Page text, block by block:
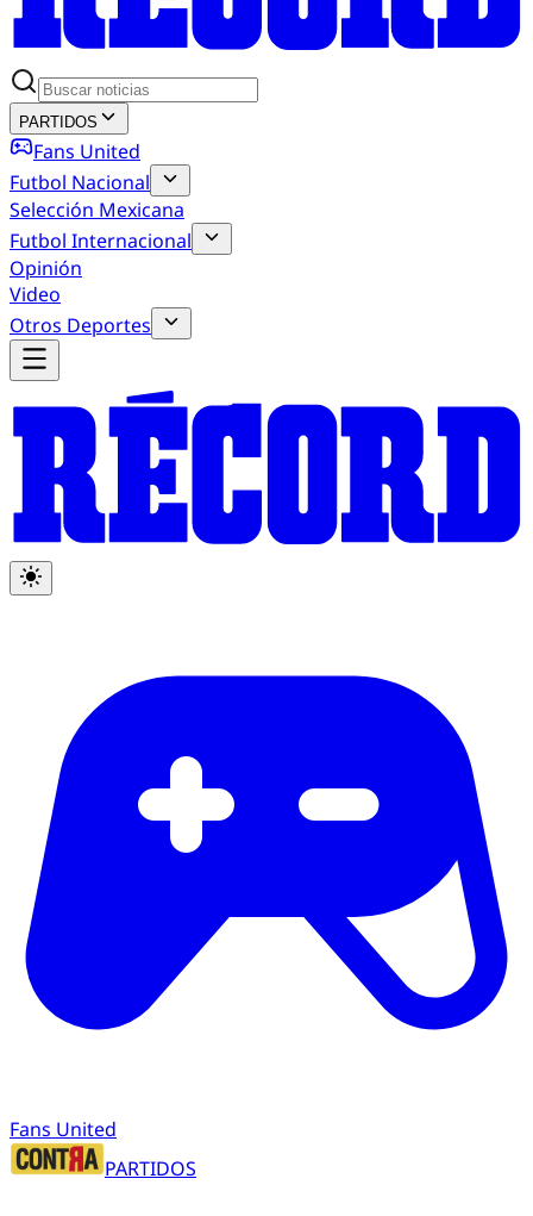
PARTIDOS
Fans United
Futbol Nacional
Selección Mexicana
Futbol Internacional
Opinión
Video
Otros Deportes
Fans United
PARTIDOS